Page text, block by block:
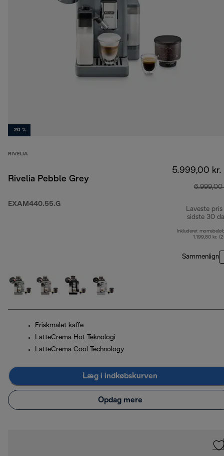
-20 %
RIVELIA
Rivelia Pebble Grey
EXAM440.55.G
5.999,00 kr.
6.999,00
Laveste pris
sidste 30
Inkluderet
1.199,80 kr.
Sammenlign
Friskmalet kaffe
LatteCrema Hot Teknologi
LatteCrema Cool Technology
Læg i indkøbskurven
Opdag mere